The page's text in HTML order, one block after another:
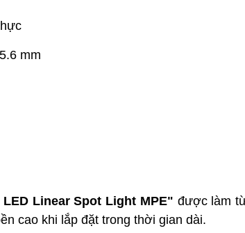
mm
Linear Spot Light MPE" được làm
cao khi lắp đặt trong thời gian dài.